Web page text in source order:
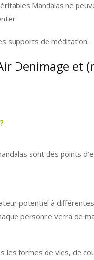
Mandalas ne
supports de méditation.
Denimage et
sont des points
potentiel à
personne verra de
les formes de vies, de